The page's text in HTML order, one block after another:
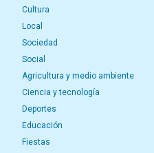
Cultura
Local
Sociedad
Social
Agricultura y medio ambiente
Ciencia y tecnología
Deportes
Educación
Fiestas